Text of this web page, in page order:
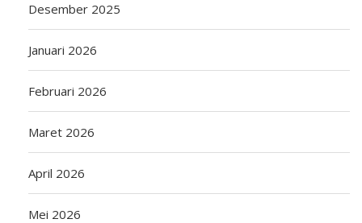
Desember 2025
Januari 2026
Februari 2026
Maret 2026
April 2026
Mei 2026